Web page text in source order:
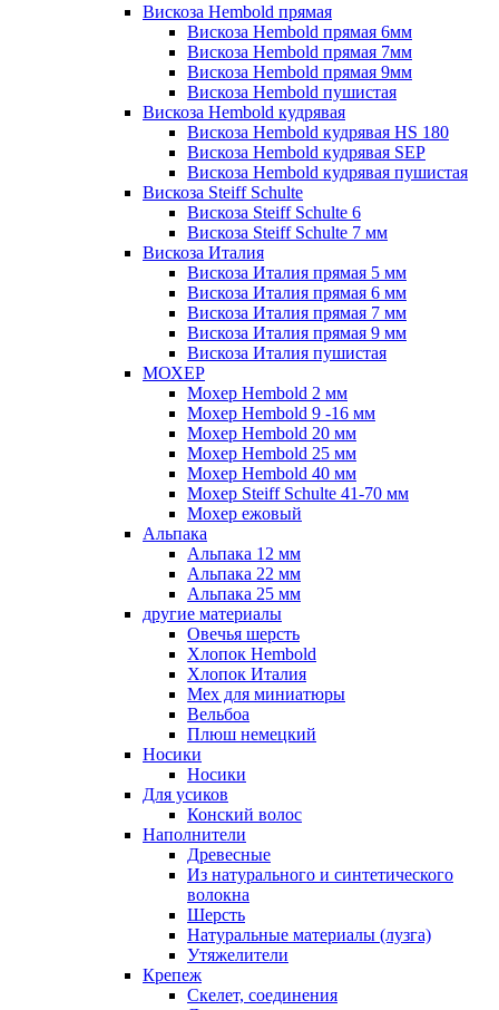
Вискоза Hembold прямая
Вискоза Hembold прямая 6мм
Вискоза Hembold прямая 7мм
Вискоза Hembold прямая 9мм
Вискоза Hembold пушистая
Вискоза Hembold кудрявая
Вискоза Hembold кудрявая HS 180
Вискоза Hembold кудрявая SEP
Вискоза Hembold кудрявая пушистая
Вискоза Steiff Schulte
Вискоза Steiff Schulte 6
Вискоза Steiff Schulte 7 мм
Вискоза Италия
Вискоза Италия прямая 5 мм
Вискоза Италия прямая 6 мм
Вискоза Италия прямая 7 мм
Вискоза Италия прямая 9 мм
Вискоза Италия пушистая
МОХЕР
Мохер Hembold 2 мм
Мохер Hembold 9 -16 мм
Мохер Hembold 20 мм
Мохер Hembold 25 мм
Мохер Hembold 40 мм
Мохер Steiff Schulte 41-70 мм
Мохер ежовый
Альпака
Альпака 12 мм
Альпака 22 мм
Альпака 25 мм
другие материалы
Овечья шерсть
Хлопок Hembold
Хлопок Италия
Мех для миниатюры
Вельбоа
Плюш немецкий
Носики
Носики
Для усиков
Конский волос
Наполнители
Древесные
Из натурального и синтетического
волокна
Шерсть
Натуральные материалы (лузга)
Утяжелители
Крепеж
Скелет, соединения